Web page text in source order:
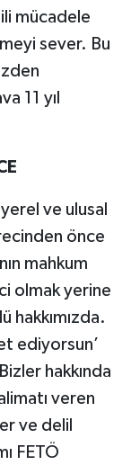
mücadele
sever. Bu
11 yıl
ve ulusal
önce
mahkum
olmak yerine
hakkımızda.
ediyorsun’
hakkında
veren
ve delil
FETÖ